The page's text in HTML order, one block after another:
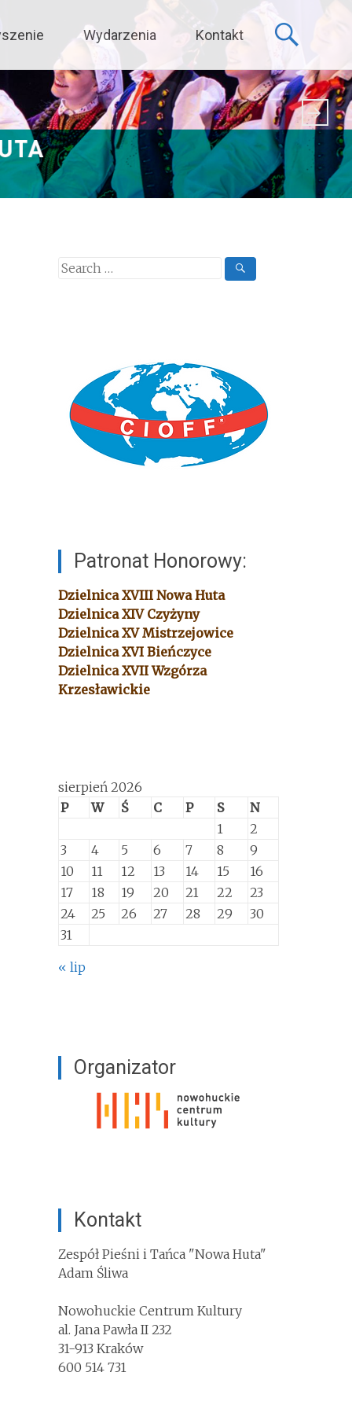
Wydarzenia Kontakt
Search
Patronat Honorowy:
Dzielnica XVIII Nowa Huta
Dzielnica XIV Czyżyny
Dzielnica XVMistrzejowice
Dzielnica XVI Bieńczyce
Dzielnica XVIIWzgórza
Krzesławickie
sierpień 2026
P
W Ś C P S
N
1
2
3
4 5 6 7 8
9
10
11 12 13 14 15
16
17
18 19 20 21 22
23
24
25 26 27 28 29
30
31
« lip
Organizator
Kontakt
Zespół Pieśni i Tańca "Nowa Huta"
Adam Śliwa
Nowohuckie Centrum Kultury
al. Jana Pawła II 232
31-913 Kraków
600 514 731